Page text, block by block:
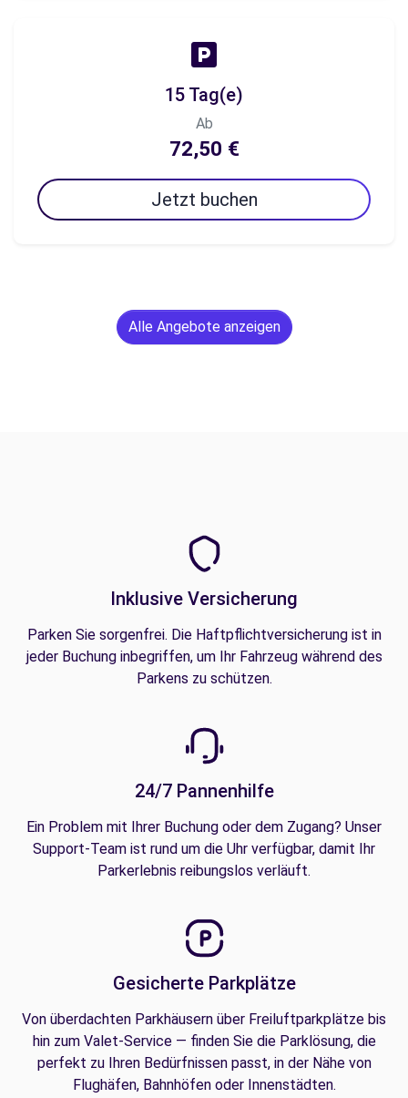
15 Tag(e)
Ab
72,50 €
Jetzt buchen
Alle Angebote anzeigen
Inklusive Versicherung
Parken Sie sorgenfrei. Die Haftpflichtversicherung ist in
jeder Buchung inbegriffen, um Ihr Fahrzeug während des
Parkens zu schützen.
24/7 Pannenhilfe
Ein Problem mit Ihrer Buchung oder dem Zugang? Unser
Support-Team ist rund um die Uhr verfügbar, damit Ihr
Parkerlebnis reibungslos verläuft.
Gesicherte Parkplätze
Von überdachten Parkhäusern über Freiluftparkplätze bis
hin zum Valet-Service — finden Sie die Parklösung, die
perfekt zu Ihren Bedürfnissen passt, in der Nähe von
Flughäfen, Bahnhöfen oder Innenstädten.